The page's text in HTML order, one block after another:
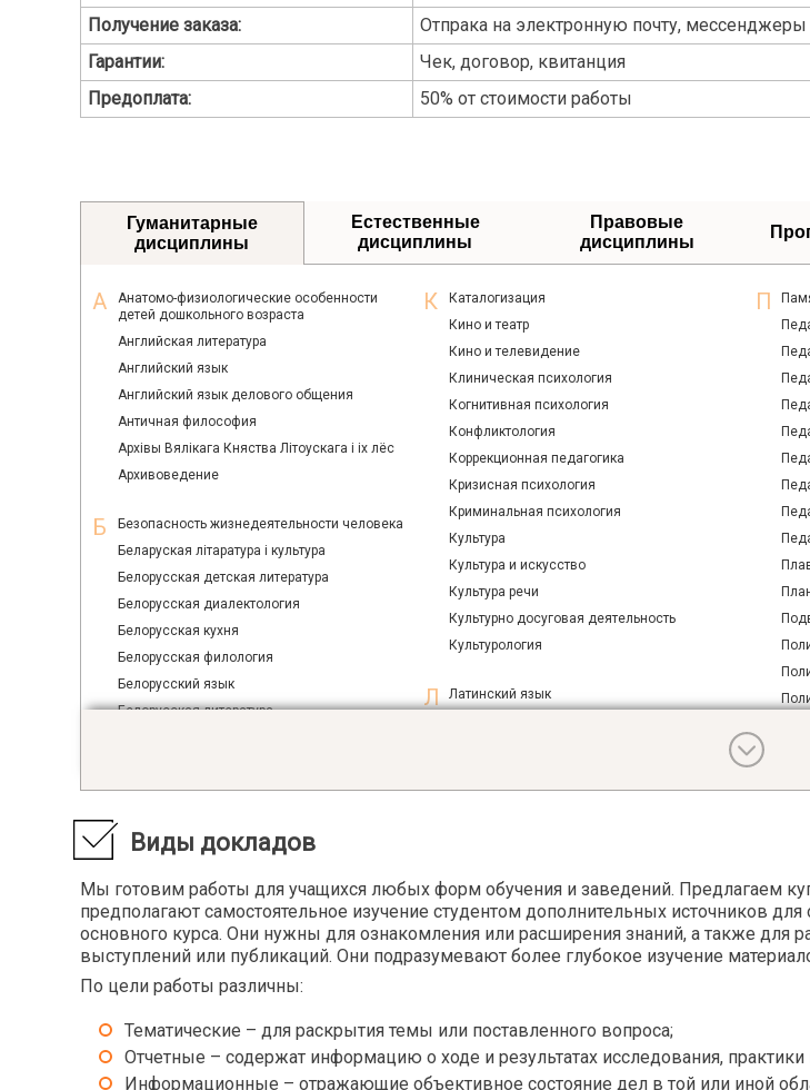
Получение заказа:
Отпрака на электронную почту, мессенджеры
Гарантии:
Чек, договор, квитанция
Предоплата:
50% от стоимости работы
Гуманитарные
дисциплины
Естественные
дисциплины
Правовые
дисциплины
Анатомо-физиологические особенности
детей дошкольного возраста
Английская литература
Английский язык
Английский язык делового общения
Античная философия
Архiвы Вялiкага Княства Лiтоускага i ix лёс
Архивоведение
Безопасность жизнедеятельности человека
Беларуская лiтаратура i культура
Белорусская детская литература
Белорусская диалектология
Белорусская кухня
Белорусская филология
Белорусский язык
Белорусская литература
Библиотечное дело
Биография
Введение в литературоведение
Введение в специальность
Введение в учительскую профессию
Великая Отечественная Война
Виртуальная психология
Внешняя политика Англии в конце 19 - начале
Каталогизация
Кино и театр
Кино и телевидение
Клиническая психология
Когнитивная психология
Конфликтология
Коррекционная педагогика
Кризисная психология
Криминальная психология
Культура
Культура и искусство
Культура речи
Культурно досуговая деятельность
Культурология
Латинский язык
Литература
Литература зарубежная
Литература русская
Литературоведение
Логика и риторика
Логопедагогика
Виды докладов
Мы готовим работы для учащихся любых форм обучения и заведений. Предлагаем
предполагают самостоятельное изучение студентом дополнительных источников
основного курса. Они нужны для ознакомления или расширения знаний, а также
выступлений или публикаций. Они подразумевают более глубокое изучение
По цели работы различны:
Тематические – для раскрытия темы или поставленного вопроса;
Отчетные – содержат информацию о ходе и результатах исследования, практики
Информационные – отражающие объективное состояние дел в той или иной